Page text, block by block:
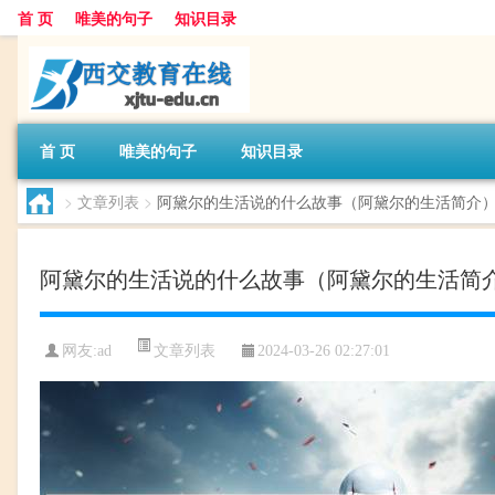
首 页 唯美的句子 知识目录
首 页 唯美的句子 知识目录
> 文章列表 > 阿黛尔的生活说的什么故事（阿黛尔的生活简介
阿黛尔的生活说的什么故事（阿黛尔的生活简
网友:ad 文章列表 2024-03-26 02:27:01